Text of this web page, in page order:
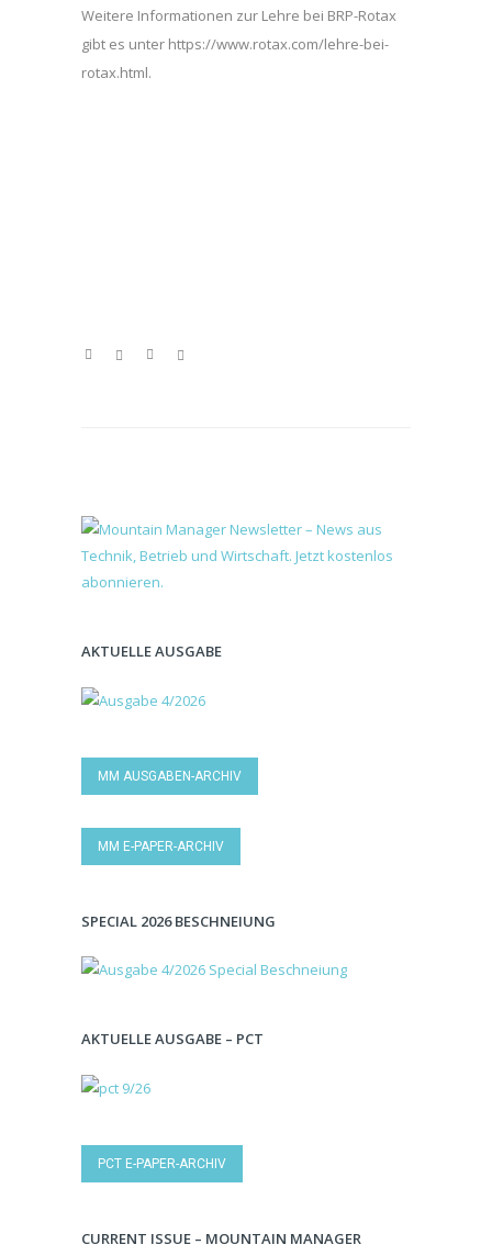
Weitere Informationen zur Lehre bei BRP-Rotax
gibt es unter https://www.rotax.com/lehre-bei-
rotax.html.
AKTUELLE AUSGABE
MM AUSGABEN-ARCHIV
MM E-PAPER-ARCHIV
SPECIAL 2026 BESCHNEIUNG
AKTUELLE AUSGABE – PCT
PCT E-PAPER-ARCHIV
CURRENT ISSUE – MOUNTAIN MANAGER